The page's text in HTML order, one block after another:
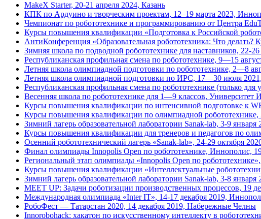
MakeX Starter, 20-21 апреля 2024, Казань
КПК по Ардуино и творческим проектам, 12–19 марта 2023,
Чемпионат по робототехнике и программированию от Центра
Курсы повышения квалификации «Подготовка к Российской
АнтиКонференция «Образовательная робототехника: Что делать?
Зимняя школа по подводной робототехнике для наставников, 22-
Республиканская профильная смена по робототехнике, 9—15
Летняя школа олимпиадной подготовки по робототехнике, 2—8
Летняя школа олимпиадной подготовки по ИРС, 17—30 июля
Республиканская профильная смена по робототехнике (только
Весенняя школа по робототехнике для 1—9 классов, Университет
Курсы повышения квалификации по интенсивной подготовке к
Курсы повышения квалификации по олимпиадной
Зимний лагерь образовательной лаборатории Sanak-lab, 3-9 января
Курсы повышения квалификации для тренеров и педагогов по
Осенний робототехнический лагерь «Sanak-lab», 24-29 октября
Финал олимпиады Innopolis Open по робототехнике, Иннополис,
Региональный этап олимпиады «Innopolis Open по
Курсы повышения квалификации «Интеллектуальные
Зимний лагерь образовательной лаборатории Sanak-lab, 3-8
MEET UP: Задачи роботизации производственных процессов, 19
Международная олимпиада «Inter IT», 14-17 декабря 2019,
РобоФест — Татарстан 2020, 14 декабря 2019, Набережные Челны
Innorobohack: хакатон по искусственному интеллекту в